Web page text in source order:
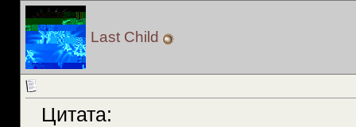
Last Child
Цитата: